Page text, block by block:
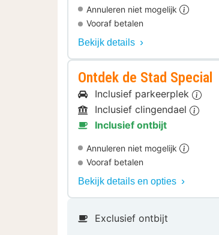
Annuleren niet mogelijk
Vooraf betalen
Bekijk details
Ontdek de Stad Special
Inclusief parkeerplek
Inclusief clingendael
Inclusief ontbijt
Annuleren niet mogelijk
Vooraf betalen
Bekijk details en opties
Exclusief ontbijt